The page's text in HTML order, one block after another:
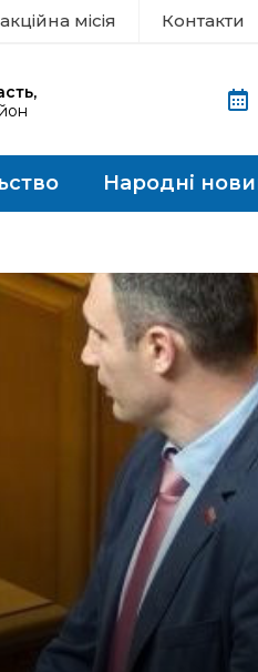
місія Контакти
Народні